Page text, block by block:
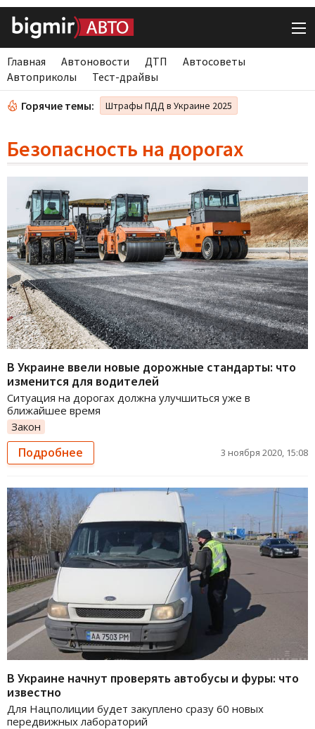
Главная Автоновости ДТП
Автосоветы
Автоприколы
Тест-драйвы
Горячие темы: Штрафы ПДД в Украине 2025
Безопасность на дорогах
В Украине ввели новые дорожные стандарты: что
изменится для водителей
Ситуация на дорогах должна улучшиться уже в
ближайшее время
Закон
Подробнее 3 ноября 2020, 15:08
В Украине начнут проверять автобусы и фуры: что
известно
Для Нацполиции будет закуплено сразу 60 новых
передвижных лабораторий